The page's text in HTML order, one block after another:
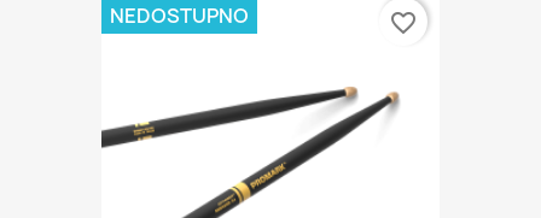
NEDOSTUPNO favorite_border